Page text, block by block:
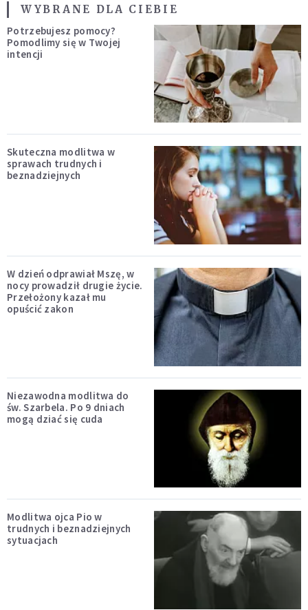
WYBRANE DLA CIEBIE
Potrzebujesz pomocy?
Pomodlimy się w Twojej
intencji
Skuteczna modlitwa w
sprawach trudnych i
beznadziejnych
W dzień odprawiał Mszę, w
nocy prowadził drugie życie.
Przełożony kazał mu
opuścić zakon
Niezawodna modlitwa do
św. Szarbela. Po 9 dniach
mogą dziać się cuda
Modlitwa ojca Pio w
trudnych i beznadziejnych
sytuacjach